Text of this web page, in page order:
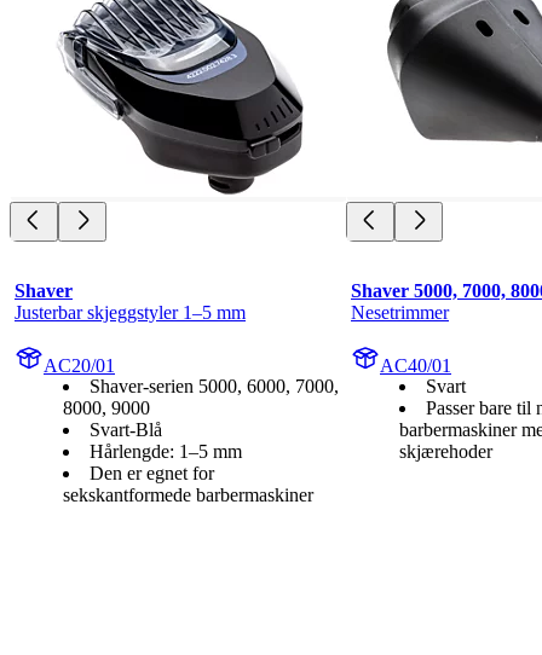
Shaver
Justerbar skjeggstyler 1–5 mm
AC20/01
Shaver-serien 5000, 6000, 7000,
8000, 9000
Svart-Blå
Hårlengde: 1–5 mm
Den er egnet for
sekskantformede barbermaskiner
Shaver 5000, 7000,
Nesetrimmer
AC40/01
Svart
Passer bare til
barbermaskiner
skjærehoder